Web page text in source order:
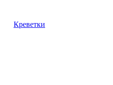
Креветки